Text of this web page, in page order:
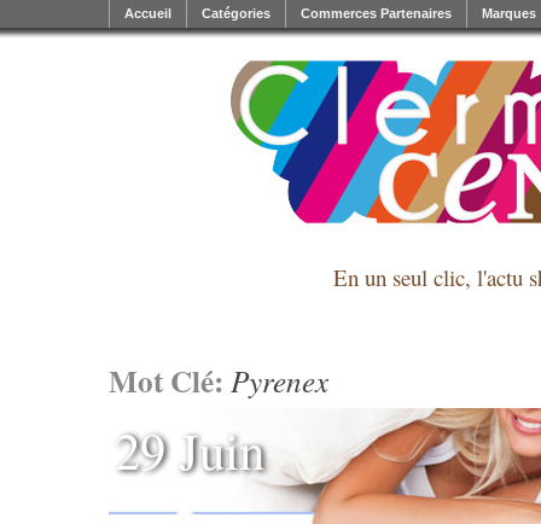
En un seul clic, l'actu
Accueil Catégories Commerces Partenaires Marques
Mot Clé: Pyrenex
29 Juin